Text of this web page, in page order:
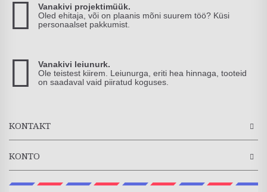
Vanakivi projektimüük.
Oled ehitaja, või on plaanis mõni suurem töö? Küsi
personaalset pakkumist.
Vanakivi leiunurk.
Ole teistest kiirem. Leiunurga, eriti hea hinnaga, tooteid
on saadaval vaid piiratud koguses.
KONTAKT
KONTO